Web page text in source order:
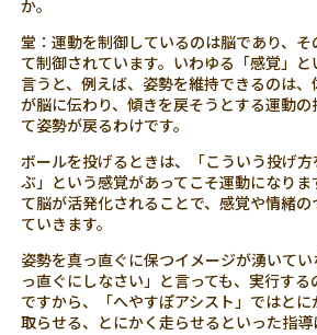
か。
堂：運動を制御しているのは脳であり、
て制御されています。いわゆる「感覚」
言うと、例えば、姿勢を維持できるのは
が脳に伝わり、傾きを戻そうとする運動
て姿勢が戻るわけです。
ボールを投げるときは、「こういう投げ
ぶ」という感覚があってこそ運動になり
て脳が活発化されることで、感覚や情緒
ていきます。
姿勢を真っ直ぐに保つイメージが湧いて
っ直ぐにしなさい」と言っても、実行する
ですから、「へやすぽアシスト」ではと
取らせる、とにかく走らせるといった指導